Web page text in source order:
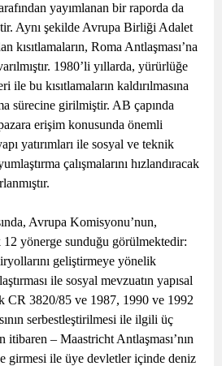
yayımlanan bir raporda da
Aynı şekilde Avrupa Birliği Adalet
kısıtlamaların, Roma Antlaşması’na
1980’li yıllarda, yürürlüğe
bu kısıtlamaların kaldırılmasına
sürecine girilmiştir. AB çapında
erişim konusunda önemli
yatırımları ile sosyal ve teknik
çalışmalarını hızlandıracak
Avrupa Komisyonu’nun,
12 yönerge sunduğu görülmektedir:
geliştirmeye yönelik
ile sosyal mevzuatın yapısal
CR 3820/85 ve 1987, 1990 ve 1992
serbestleştirilmesi ile ilgili üç
itibaren – Maastricht Antlaşması’nın
girmesi ile üye devletler içinde deniz